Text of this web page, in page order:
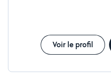
Voir le profil